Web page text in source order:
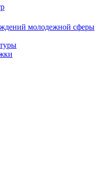
молодежной сферы